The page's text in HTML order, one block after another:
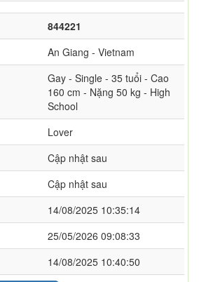
844221
An Giang - Vietnam
Gay - Single - 35 tuổi - Cao
160 cm - Nặng 50 kg - High
School
Lover
Cập nhật sau
Cập nhật sau
14/08/2025 10:35:14
25/05/2026 09:08:33
14/08/2025 10:40:50